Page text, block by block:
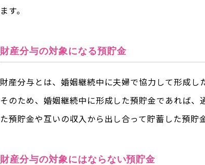
ます。
財産分与の対象になる預貯金
財産分与とは、婚姻継続中に夫婦で協力して形成し
そのため、婚姻継続中に形成した預貯金であれば
た預貯金や互いの収入から出し合って貯蓄した預貯
財産分与の対象にはならない預貯金